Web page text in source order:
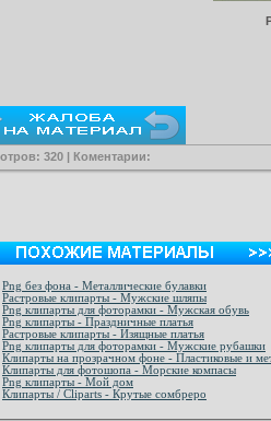
320 | Коментарии:
Png без фона - Металлические булавки
Растровые клипарты - Мужские шляпы
Png клипарты для фоторамки - Мужская обувь
Png клипарты - Праздничные платья
Растровые клипарты - Изящные платья
Png клипарты для фоторамки - Мужские рубашки
Клипарты на прозрачном фоне - Пластиковые и
Клипарты для фотошопа - Морские компасы
Png клипарты - Мой дом
Клипарты / Cliparts - Крутые сомбреро